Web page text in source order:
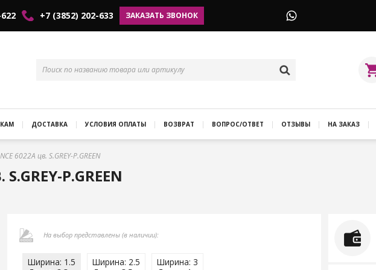
+7 (3852) 202-633 ЗАКАЗАТЬ ЗВОНОК
ДОСТАВКА УСЛОВИЯ ОПЛАТЫ ВОЗВРАТ ВОПРОС/ОТВЕТ ОТЗЫВЫ НА ЗАКАЗ
6022A цв. S.GREY-P.GREEN
P.GREEN
На выбор представлены (в наличии):
Ширина: 1.5
Ширина: 2.5
Ширина: 3